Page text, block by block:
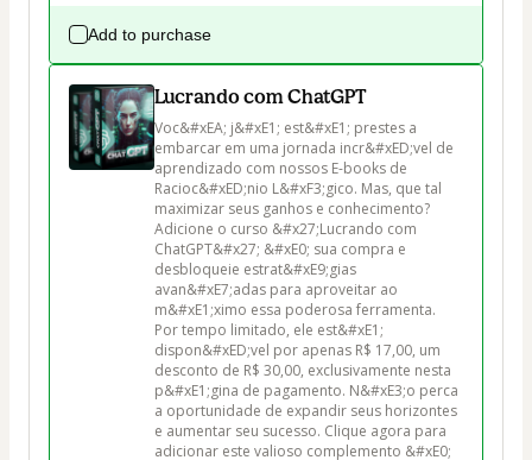
Add to purchase
Lucrando com ChatGPT
Voc&#xEA; j&#xE1; est&#xE1; prestes a
embarcar em uma jornada incr&#xED;vel de
aprendizado com nossos E-books de
Racioc&#xED;nio L&#xF3;gico. Mas, que tal
maximizar seus ganhos e conhecimento?
Adicione o curso &#x27;Lucrando com
ChatGPT&#x27; &#xE0; sua compra e
desbloqueie estrat&#xE9;gias
avan&#xE7;adas para aproveitar ao
m&#xE1;ximo essa poderosa ferramenta.
Por tempo limitado, ele est&#xE1;
dispon&#xED;vel por apenas R$ 17,00, um
desconto de R$ 30,00, exclusivamente nesta
p&#xE1;gina de pagamento. N&#xE3;o perca
a oportunidade de expandir seus horizontes
e aumentar seu sucesso. Clique agora para
adicionar este valioso complemento &#xE0;